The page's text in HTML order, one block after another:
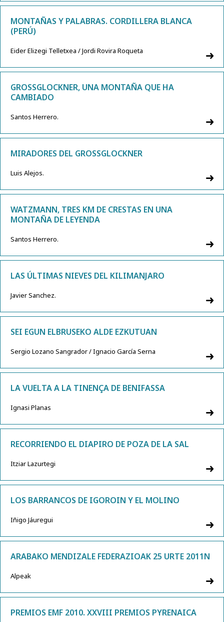
MONTAÑAS Y PALABRAS. CORDILLERA BLANCA
(PERÚ)
Eider Elizegi Telletxea / Jordi Rovira Roqueta
GROSSGLOCKNER, UNA MONTAÑA QUE HA
CAMBIADO
Santos Herrero.
MIRADORES DEL GROSSGLOCKNER
Luis Alejos.
WATZMANN, TRES KM DE CRESTAS EN UNA
MONTAÑA DE LEYENDA
Santos Herrero.
LAS ÚLTIMAS NIEVES DEL KILIMANJARO
Javier Sanchez.
SEI EGUN ELBRUSEKO ALDE EZKUTUAN
Sergio Lozano Sangrador / Ignacio García Serna
LA VUELTA A LA TINENÇA DE BENIFASSA
Ignasi Planas
RECORRIENDO EL DIAPIRO DE POZA DE LA SAL
Itziar Lazurtegi
LOS BARRANCOS DE IGOROIN Y EL MOLINO
Iñigo Jáuregui
ARABAKO MENDIZALE FEDERAZIOAK 25 URTE 2011N
Alpeak
PREMIOS EMF 2010. XXVIII PREMIOS PYRENAICA